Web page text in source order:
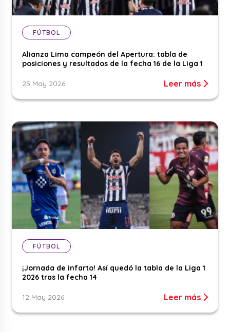
FÚTBOL
Alianza Lima campeón del Apertura: tabla de
posiciones y resultados de la fecha 16 de la Liga 1
25 May 2026 Leer más
FÚTBOL
¡Jornada de infarto! Así quedó la tabla de la Liga 1
2026 tras la fecha 14
12 May 2026 Leer más